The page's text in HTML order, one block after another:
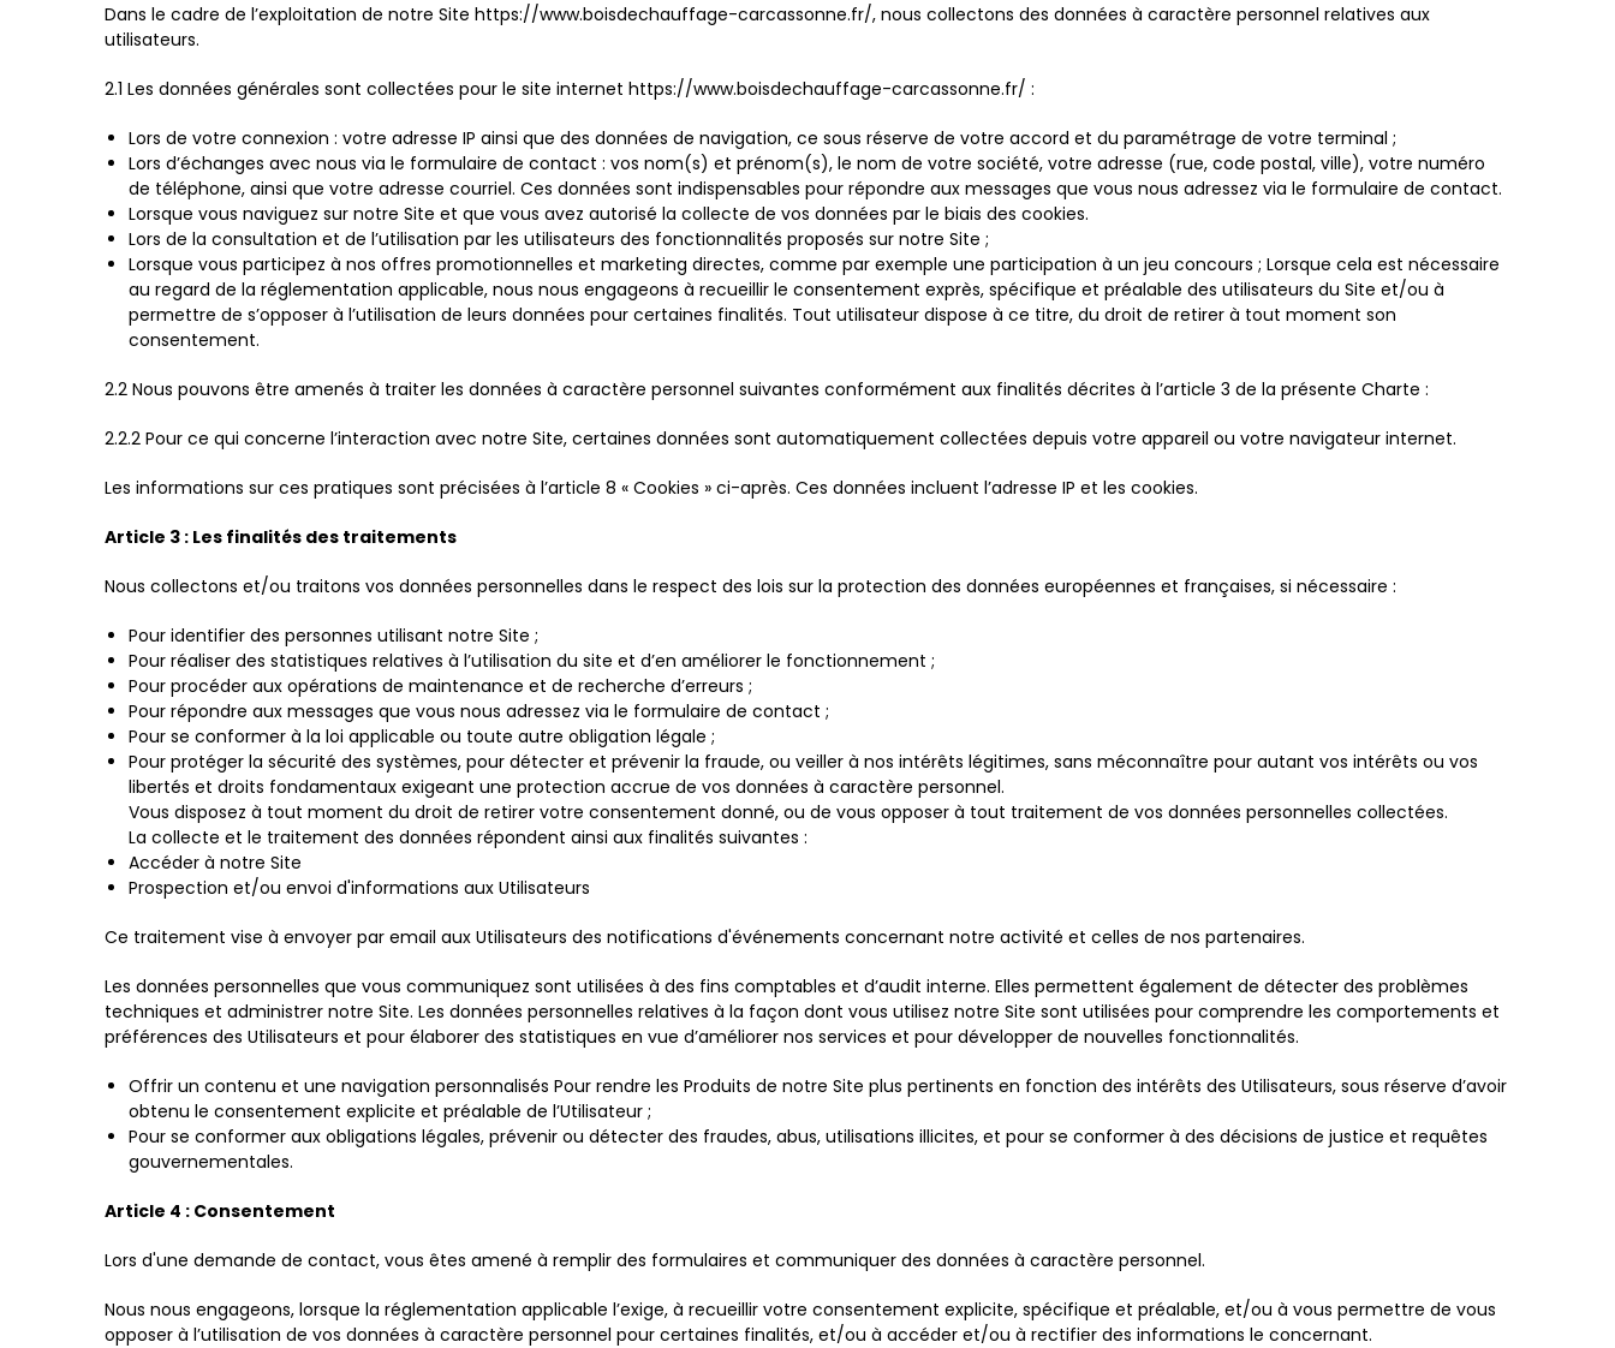
Dans le cadre de l’exploitation de notre Site https://www.boisdechauffage-carcassonne.fr/, nous collectons des données à caractère personnel relatives aux
utilisateurs.
2.1 Les données générales sont collectées pour le site internet https://www.boisdechauffage-carcassonne.fr/ :
Lors de votre connexion : votre adresse IP ainsi que des données de navigation, ce sous réserve de votre accord et du paramétrage de votre terminal ;
Lors d’échanges avec nous via le formulaire de contact : vos nom(s) et prénom(s), le nom de votre société, votre adresse (rue, code postal, ville), votre numéro
de téléphone, ainsi que votre adresse courriel. Ces données sont indispensables pour répondre aux messages que vous nous adressez via le formulaire de contact.
Lorsque vous naviguez sur notre Site et que vous avez autorisé la collecte de vos données par le biais des cookies.
Lors de la consultation et de l’utilisation par les utilisateurs des fonctionnalités proposés sur notre Site ;
Lorsque vous participez à nos offres promotionnelles et marketing directes, comme par exemple une participation à un jeu concours ; Lorsque cela est nécessaire
au regard de la réglementation applicable, nous nous engageons à recueillir le consentement exprès, spécifique et préalable des utilisateurs du Site et/ou à
permettre de s’opposer à l’utilisation de leurs données pour certaines finalités. Tout utilisateur dispose à ce titre, du droit de retirer à tout moment son
consentement.
2.2 Nous pouvons être amenés à traiter les données à caractère personnel suivantes conformément aux finalités décrites à l’article 3 de la présente Charte :
2.2.2 Pour ce qui concerne l’interaction avec notre Site, certaines données sont automatiquement collectées depuis votre appareil ou votre navigateur internet.
Les informations sur ces pratiques sont précisées à l’article 8 « Cookies » ci-après. Ces données incluent l’adresse IP et les cookies.
Article 3 : Les finalités des traitements
Nous collectons et/ou traitons vos données personnelles dans le respect des lois sur la protection des données européennes et françaises, si nécessaire :
Pour identifier des personnes utilisant notre Site ;
Pour réaliser des statistiques relatives à l’utilisation du site et d’en améliorer le fonctionnement ;
Pour procéder aux opérations de maintenance et de recherche d’erreurs ;
Pour répondre aux messages que vous nous adressez via le formulaire de contact ;
Pour se conformer à la loi applicable ou toute autre obligation légale ;
Pour protéger la sécurité des systèmes, pour détecter et prévenir la fraude, ou veiller à nos intérêts légitimes, sans méconnaître pour autant vos intérêts ou vos
libertés et droits fondamentaux exigeant une protection accrue de vos données à caractère personnel.
Vous disposez à tout moment du droit de retirer votre consentement donné, ou de vous opposer à tout traitement de vos données personnelles collectées.
La collecte et le traitement des données répondent ainsi aux finalités suivantes :
Accéder à notre Site
Prospection et/ou envoi d'informations aux Utilisateurs
Ce traitement vise à envoyer par email aux Utilisateurs des notifications d'événements concernant notre activité et celles de nos partenaires.
Les données personnelles que vous communiquez sont utilisées à des fins comptables et d’audit interne. Elles permettent également de détecter des problèmes
techniques et administrer notre Site. Les données personnelles relatives à la façon dont vous utilisez notre Site sont utilisées pour comprendre les comportements et
préférences des Utilisateurs et pour élaborer des statistiques en vue d’améliorer nos services et pour développer de nouvelles fonctionnalités.
Offrir un contenu et une navigation personnalisés Pour rendre les Produits de notre Site plus pertinents en fonction des intérêts des Utilisateurs, sous réserve d’avoir
obtenu le consentement explicite et préalable de l’Utilisateur ;
Pour se conformer aux obligations légales, prévenir ou détecter des fraudes, abus, utilisations illicites, et pour se conformer à des décisions de justice et requêtes
gouvernementales.
Article 4 : Consentement
Lors d'une demande de contact, vous êtes amené à remplir des formulaires et communiquer des données à caractère personnel.
Nous nous engageons, lorsque la réglementation applicable l’exige, à recueillir votre consentement explicite, spécifique et préalable, et/ou à vous permettre de vous
opposer à l’utilisation de vos données à caractère personnel pour certaines finalités, et/ou à accéder et/ou à rectifier des informations le concernant.